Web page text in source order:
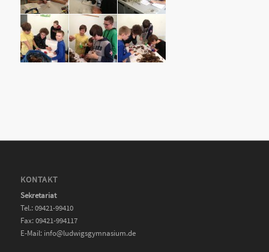
KONTAKT
Sekretariat
Tel.: 09421-99410
Fax: 09421-994117
E-Mail: info@ludwigsgymnasium.de